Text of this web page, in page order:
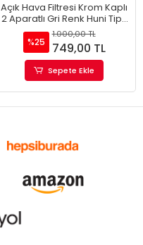
Açık Hava Filtresi Krom Kaplı
2 Aparatlı Gri Renk Huni Tip-
90mm-73mm-60mm
%25
1.000,00 TL
749,00 TL
Sepete Ekle